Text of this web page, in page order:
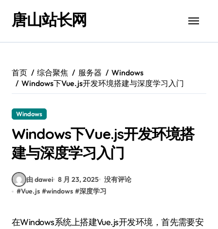
唐山站长网
首页 综合聚焦 服务器
Windows
Windows下Vue.js开发环境搭建与深度学习入门
Windows
Windows下Vue.js开发环境搭
建与深度学习入门
由 dawei 8 月 23, 2025 没有评论
#Vue.js #windows #深度学习
在Windows系统上搭建Vue.js开发环境，首先需要安